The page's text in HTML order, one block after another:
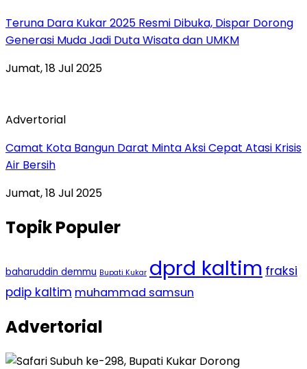
Teruna Dara Kukar 2025 Resmi Dibuka, Dispar Dorong
Generasi Muda Jadi Duta Wisata dan UMKM
Jumat, 18 Jul 2025
Advertorial
Camat Kota Bangun Darat Minta Aksi Cepat Atasi Krisis
Air Bersih
Jumat, 18 Jul 2025
Topik Populer
baharuddin demmu Bupati Kukar dprd kaltim fraksi
pdip kaltim muhammad samsun
Advertorial